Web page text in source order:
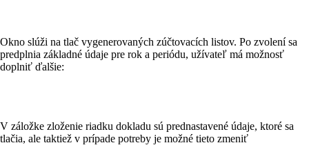
Okno slúži na tlač vygenerovaných zúčtovacích listov. Po zvolení sa
predplnia základné údaje pre rok a periódu, užívateľ má možnosť
doplniť ďalšie:
V záložke zloženie riadku dokladu sú prednastavené údaje, ktoré sa
tlačia, ale taktiež v prípade potreby je možné tieto zmeniť